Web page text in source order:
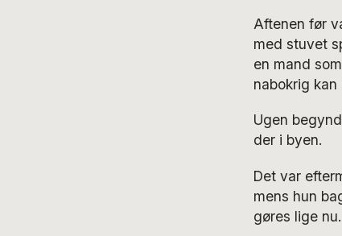
Aftenen før
med stuvet
en mand
nabokrig
Ugen
der i byen.
Det var
mens hun
gøres lige nu.